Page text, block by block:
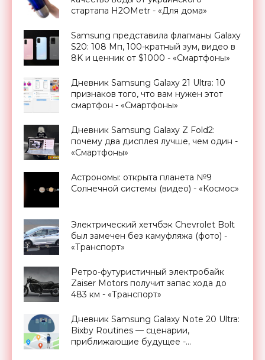
стартапа H2OMetr - «Для дома»
Samsung представила флагманы Galaxy
S20: 108 Мп, 100-кратный зум, видео в
8K и ценник от $1000 - «Смартфоны»
Дневник Samsung Galaxy 21 Ultra: 10
признаков того, что вам нужен этот
смартфон - «Смартфоны»
Дневник Samsung Galaxy Z Fold2:
почему два дисплея лучше, чем один -
«Смартфоны»
Астрономы: открыта планета №9
Солнечной системы (видео) - «Космос»
Электрический хетчбэк Chevrolet Bolt
был замечен без камуфляжа (фото) -
«Транспорт»
Ретро-футуристичный электробайк
Zaiser Motors получит запас хода до
483 км - «Транспорт»
Дневник Samsung Galaxy Note 20 Ultra:
Bixby Routines — сценарии,
приближающие будущее -